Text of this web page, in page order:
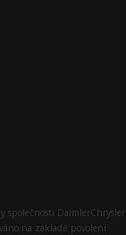
společnosti DaimlerChrysler
na základě povolení